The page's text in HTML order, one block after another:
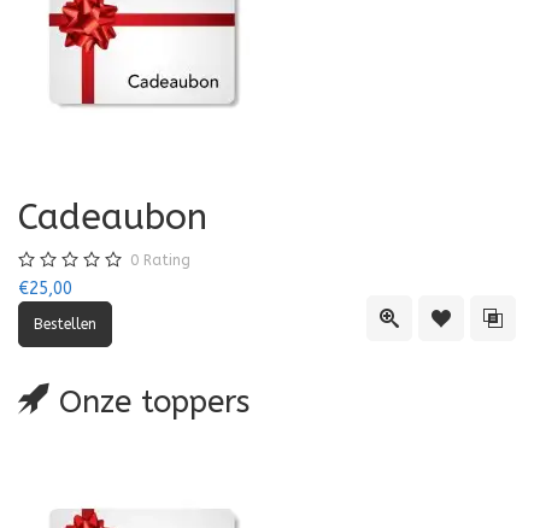
Quick ViewToevoegen
Cadeaubon
0 Rating
€25,00
Onze toppers